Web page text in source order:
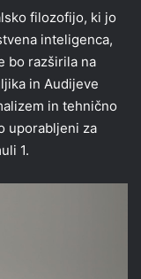
filozofijo, ki jo
inteligenca,
bo razširila na
in Audijeve
in tehnično
uporabljeni za
1.